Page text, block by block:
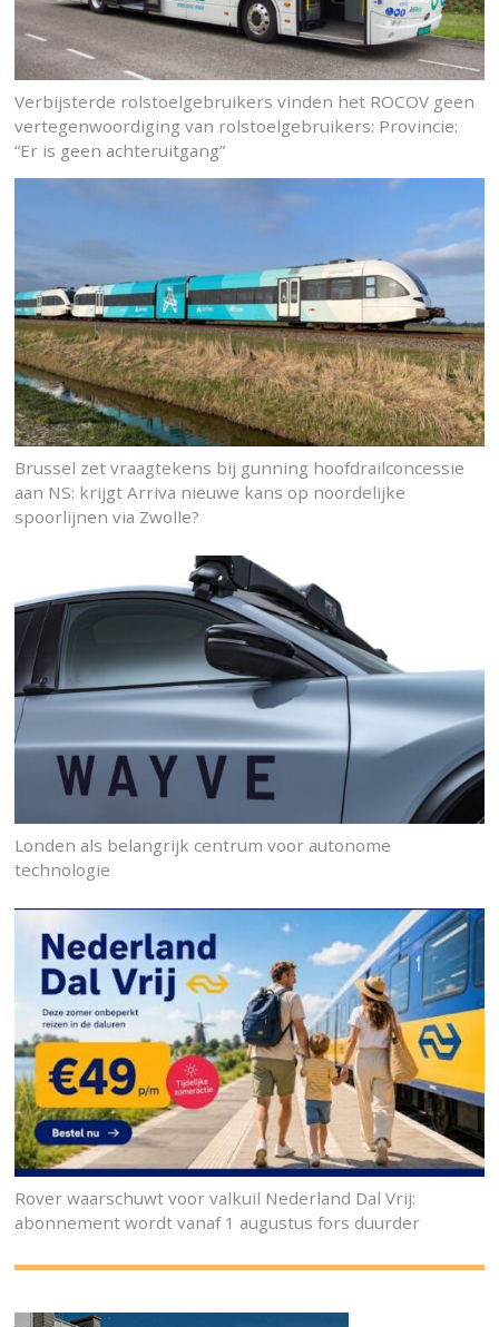
Verbijsterde rolstoelgebruikers vinden het ROCOV geen
vertegenwoordiging van rolstoelgebruikers: Provincie:
“Er is geen achteruitgang”
Brussel zet vraagtekens bij gunning hoofdrailconcessie
aan NS: krijgt Arriva nieuwe kans op noordelijke
spoorlijnen via Zwolle?
Londen als belangrijk centrum voor autonome
technologie
Rover waarschuwt voor valkuil Nederland Dal Vrij:
abonnement wordt vanaf 1 augustus fors duurder